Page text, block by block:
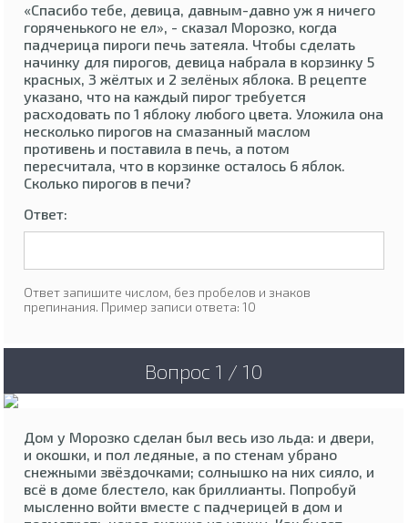
«Спасибо тебе, девица, давным-давно уж я ничего
горяченького не ел», - сказал Морозко, когда
падчерица пироги печь затеяла. Чтобы сделать
начинку для пирогов, девица набрала в корзинку 5
красных, 3 жёлтых и 2 зелёных яблока. В рецепте
указано, что на каждый пирог требуется
расходовать по 1 яблоку любого цвета. Уложила она
несколько пирогов на смазанный маслом
противень и поставила в печь, а потом
пересчитала, что в корзинке осталось 6 яблок.
Сколько пирогов в печи?
Ответ:
Ответ запишите числом, без пробелов и знаков
препинания. Пример записи ответа: 10
Вопрос 1 / 10
Дом у Морозко сделан был весь изо льда: и двери,
и окошки, и пол ледяные, а по стенам убрано
снежными звёздочками; солнышко на них сияло, и
всё в доме блестело, как бриллианты. Попробуй
мысленно войти вместе с падчерицей в дом и